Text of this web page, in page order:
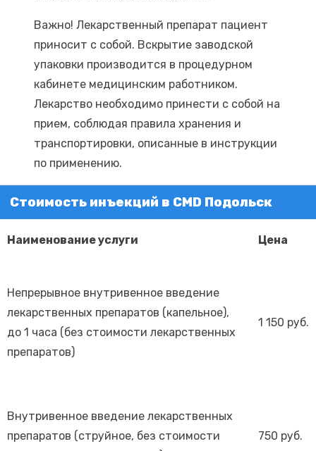
Важно! Лекарственный препарат пациент
приносит с собой. Вскрытие заводской
упаковки производится в процедурном
кабинете медицинским работником.
Лекарство необходимо принести с собой на
прием, соблюдая правила хранения и
транспортировки, описанные в инструкции
по применению.
Стоимость инъекций в CMD Подольск
Наименование услуги Цена
Непрерывное внутривенное введение
лекарственных препаратов (капельное),
до 1 часа (без стоимости лекарственных
препаратов)
1 150 руб.
Внутривенное введение лекарственных
препаратов (струйное, без стоимости
750 руб.